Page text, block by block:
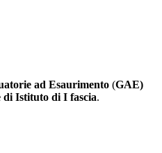
ad Esaurimento (GAE)
Istituto di I fascia.